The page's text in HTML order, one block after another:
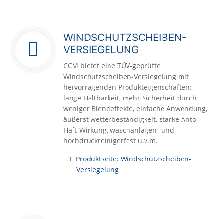
WINDSCHUTZSCHEIBEN-
VERSIEGELUNG
CCM bietet eine TÜV-geprüfte
Windschutzscheiben-Versiegelung mit
hervorragenden Produkteigenschaften:
lange Haltbarkeit, mehr Sicherheit durch
weniger Blendeffekte, einfache Anwendung,
äußerst wetterbeständigkeit, starke Anto-
Haft-Wirkung, waschanlagen- und
hochdruckreinigerfest u.v.m.
Produktseite: Windschutzscheiben-
Versiegelung